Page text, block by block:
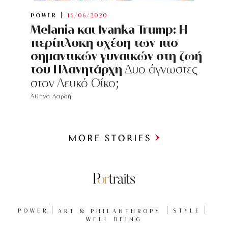
POWER 16/06/2020
Melania και Ivanka Trump: Η
περίπλοκη σχέση των πιο
σημαντικών γυναικών στη ζωή
του Πλανητάρχη Δυο άγνωστες
στον Λευκό Οίκο;
Αθηνά Λαρδή
POWER ART & PHILANTHROPY
STYLE
WELL BEING